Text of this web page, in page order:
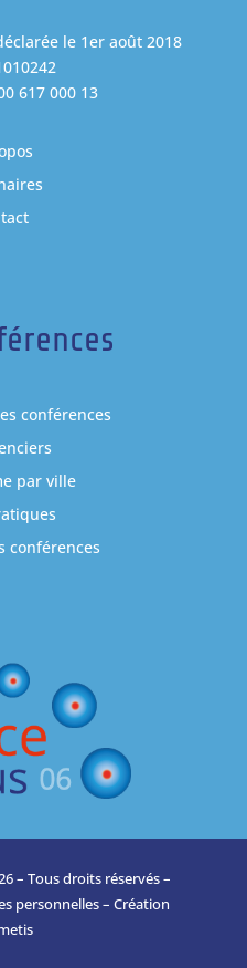
le 1er août 2018
617 000 13
conférences
par ville
conférences
– Tous droits réservés –
personnelles– Création